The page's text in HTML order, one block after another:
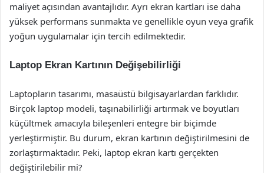
maliyet açısından avantajlıdır. Ayrı ekran kartları ise daha
yüksek performans sunmakta ve genellikle oyun veya grafik
yoğun uygulamalar için tercih edilmektedir.
Laptop Ekran Kartının Değişebilirliği
Laptopların tasarımı, masaüstü bilgisayarlardan farklıdır.
Birçok laptop modeli, taşınabilirliği artırmak ve boyutları
küçültmek amacıyla bileşenleri entegre bir biçimde
yerleştirmiştir. Bu durum, ekran kartının değiştirilmesini de
zorlaştırmaktadır. Peki, laptop ekran kartı gerçekten
değiştirilebilir mi?